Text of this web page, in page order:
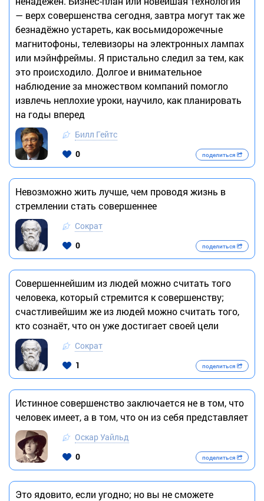
— верх совершенства сегодня, завтра могут так же
безнадёжно устареть, как восьмидорожечные
магнитофоны, телевизоры на электронных лампах
или мэйнфреймы. Я пристально следил за тем, как
это происходило. Долгое и внимательное
наблюдение за множеством компаний помогло
извлечь неплохие уроки, научило, как планировать
на годы вперед
Билл Гейтс
0
поделиться
Невозможно жить лучше, чем проводя жизнь в
стремлении стать совершеннее
Сократ
0
поделиться
Совершеннейшим из людей можно считать того
человека, который стремится к совершенству;
счастливейшим же из людей можно считать того,
кто сознаёт, что он уже достигает своей цели
Сократ
1
поделиться
Истинное совершенство заключается не в том, что
человек имеет, а в том, что он из себя представляет
Оскар Уайльд
0
поделиться
Это ядовито, если угодно; но вы не сможете